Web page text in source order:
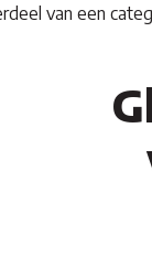
van een